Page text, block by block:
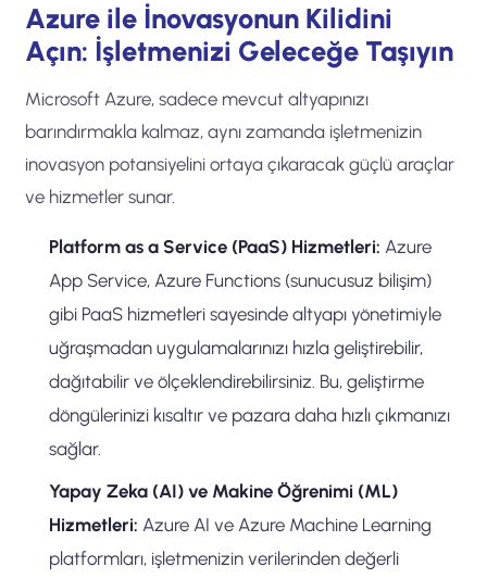
Azure ile İnovasyonun Kilidini
Açın: İşletmenizi Geleceğe Taşıyın
Microsoft Azure, sadece mevcut altyapınızı
barındırmakla kalmaz, aynı zamanda işletmenizin
inovasyon potansiyelini ortaya çıkaracak güçlü araçlar
ve hizmetler sunar.
Platform as a Service (PaaS) Hizmetleri: Azure
App Service, Azure Functions (sunucusuz bilişim)
gibi PaaS hizmetleri sayesinde altyapı yönetimiyle
uğraşmadan uygulamalarınızı hızla geliştirebilir,
dağıtabilir ve ölçeklendirebilirsiniz. Bu, geliştirme
döngülerinizi kısaltır ve pazara daha hızlı çıkmanızı
sağlar.
Yapay Zeka (AI) ve Makine Öğrenimi (ML)
Hizmetleri: Azure AI ve Azure Machine Learning
platformları, işletmenizin verilerinden değerli